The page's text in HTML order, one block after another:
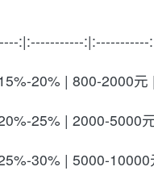
:|:-----------:|:-----------
20% | 800-2000元
25% | 2000-5000
30% | 5000-